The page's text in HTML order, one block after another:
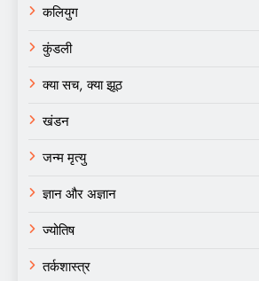
कलियुग
कुंडली
क्या सच, क्या झूठ
खंडन
जन्म मृत्यु
ज्ञान और अज्ञान
ज्योतिष
तर्कशास्त्र